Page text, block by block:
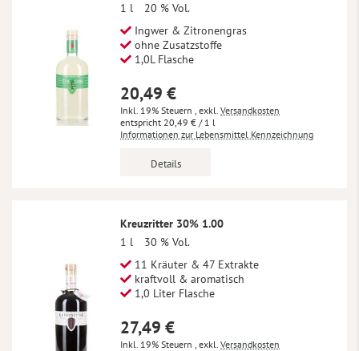
1 l
20 % Vol.
Ingwer & Zitronengras
ohne Zusatzstoffe
1,0L Flasche
20,49 €
Inkl. 19% Steuern , exkl. Versandkosten
20,49 € / 1 l
Informationen zur Lebensmittel Kennzeichnung
Details
Kreuzritter 30% 1.00
1 l
30 % Vol.
11 Kräuter & 47 Extrakte
kraftvoll & aromatisch
1,0 Liter Flasche
27,49 €
Inkl. 19% Steuern , exkl. Versandkosten